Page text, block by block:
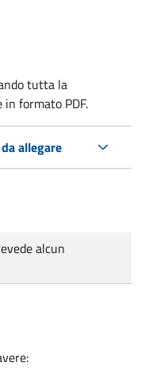
tutta la
formato PDF.
allegare
alcun